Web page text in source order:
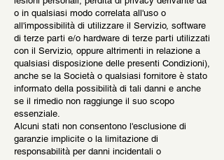
o in qualsiasi modo correlata all'uso o
all'impossibilità di utilizzare il Servizio, software
di terze parti e/o hardware di terze parti utilizzati
con il Servizio, oppure altrimenti in relazione a
qualsiasi disposizione delle presenti Condizioni),
anche se la Società o qualsiasi fornitore è stato
informato della possibilità di tali danni e anche
se il rimedio non raggiunge il suo scopo
essenziale.
Alcuni stati non consentono l'esclusione di
garanzie implicite o la limitazione di
responsabilità per danni incidentali o